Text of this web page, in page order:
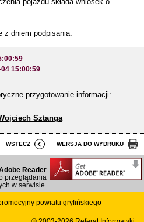
z dniem podpisania.
15:00:59
przygotowanie informacji:
Sztanga
WSTECZ WERSJA DO WYDRUKU
Reader
przeglądania
w serwisie.
powiatu gryfińskiego